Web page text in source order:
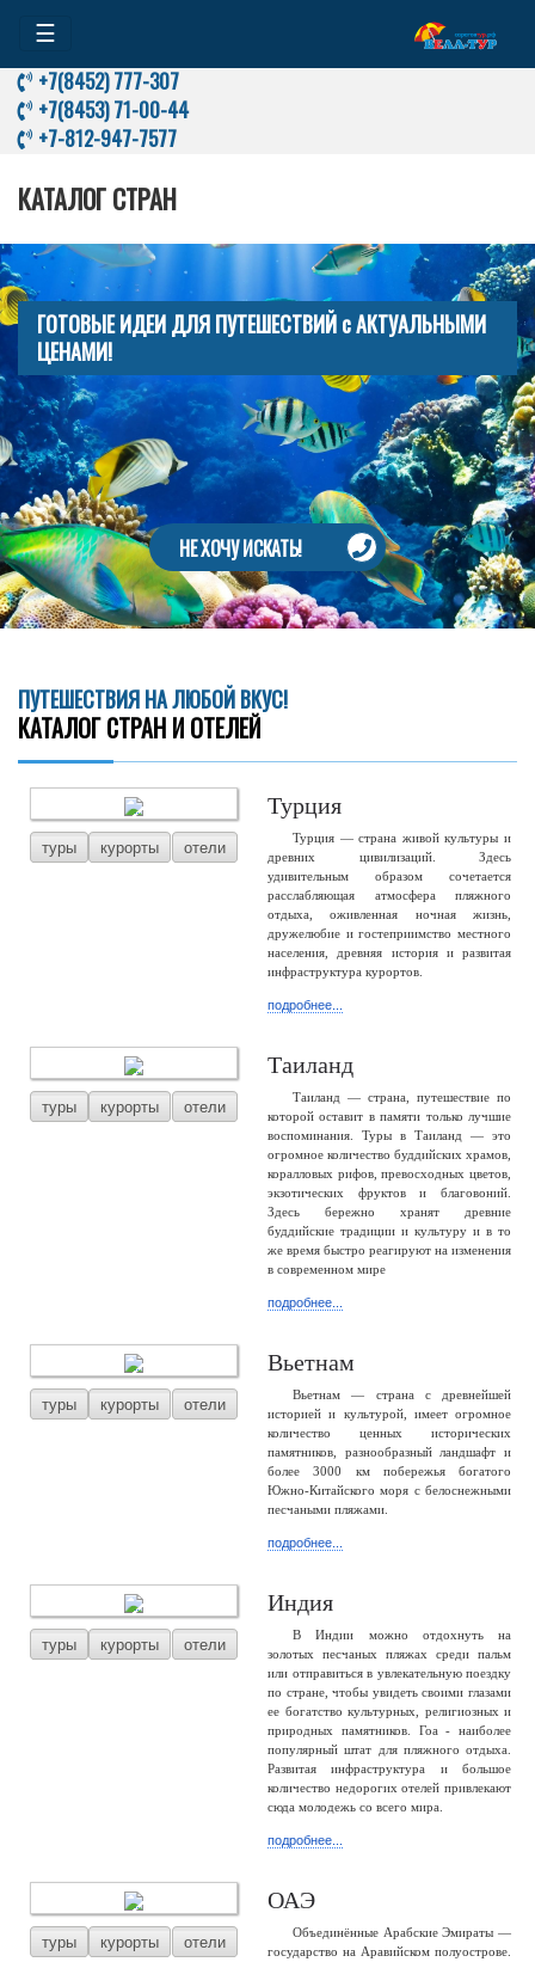
☰
+7(8452) 777-307
+7(8453) 71-00-44
+7-812-947-7577
КАТАЛОГ СТРАН
ГОТОВЫЕ ИДЕИ ДЛЯ ПУТЕШЕСТВИЙ с АКТУАЛЬНЫМИ
ЦЕНАМИ!
НЕ ХОЧУ ИСКАТЬ!
ПУТЕШЕСТВИЯ НА ЛЮБОЙ ВКУС!
КАТАЛОГ СТРАН И ОТЕЛЕЙ
туры курорты отели
Турция
Турция — страна живой культуры и
древних цивилизаций. Здесь
удивительным образом сочетается
расслабляющая атмосфера пляжного
отдыха, оживленная ночная жизнь,
дружелюбие и гостеприимство местного
населения, древняя история и развитая
инфраструктура курортов.
подробнее...
туры курорты отели
Таиланд
Таиланд — страна, путешествие по
которой оставит в памяти только лучшие
воспоминания. Туры в Таиланд — это
огромное количество буддийских храмов,
коралловых рифов, превосходных цветов,
экзотических фруктов и благовоний.
Здесь бережно хранят древние
буддийские традиции и культуру и в то
же время быстро реагируют на изменения
в современном мире
подробнее...
туры курорты отели
Вьетнам
Вьетнам — страна с древнейшей
историей и культурой, имеет огромное
количество ценных исторических
памятников, разнообразный ландшафт и
более 3000 км побережья богатого
Южно-Китайского моря с белоснежными
песчаными пляжами.
подробнее...
туры курорты отели
Индия
В Индии можно отдохнуть на
золотых песчаных пляжах среди пальм
или отправиться в увлекательную поездку
по стране, чтобы увидеть своими глазами
ее богатство культурных, религиозных и
природных памятников. Гоа - наиболее
популярный штат для пляжного отдыха.
Развитая инфраструктура и большое
количество недорогих отелей привлекают
сюда молодежь со всего мира.
подробнее...
туры курорты отели
ОАЭ
Объединённые Арабские Эмираты —
государство на Аравийском полуострове.